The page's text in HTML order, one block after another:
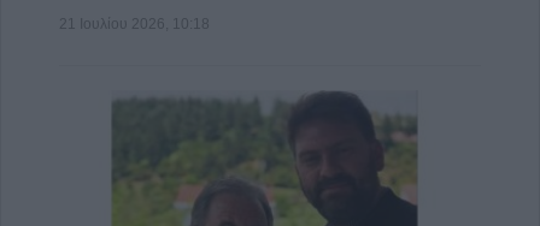
21 Ιουλίου 2026, 10:18